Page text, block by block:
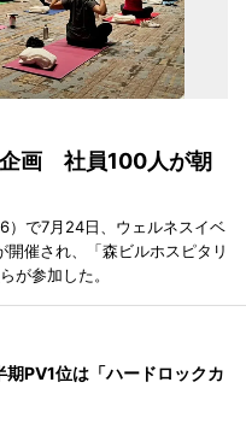
企画 社員100人が朝
）で7月24日、ウェルネスイベ
催され、「森ビルホスピタリ
が参加した。
PV1位は「ハードロックカ